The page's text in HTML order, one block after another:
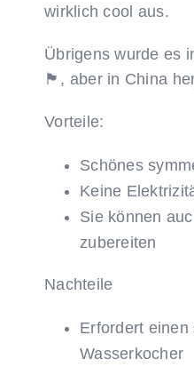
wirklich cool aus.
Übrigens wurde es
🏴󠁧󠁢󠁥󠁮󠁧󠁿, aber in China
Vorteile:
Schönes
Keine
Sie können
zubereiten
Nachteile
Erfordert einen
Wasserkocher